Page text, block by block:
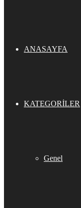
ANASAYFA
KATEGORILER
Genel